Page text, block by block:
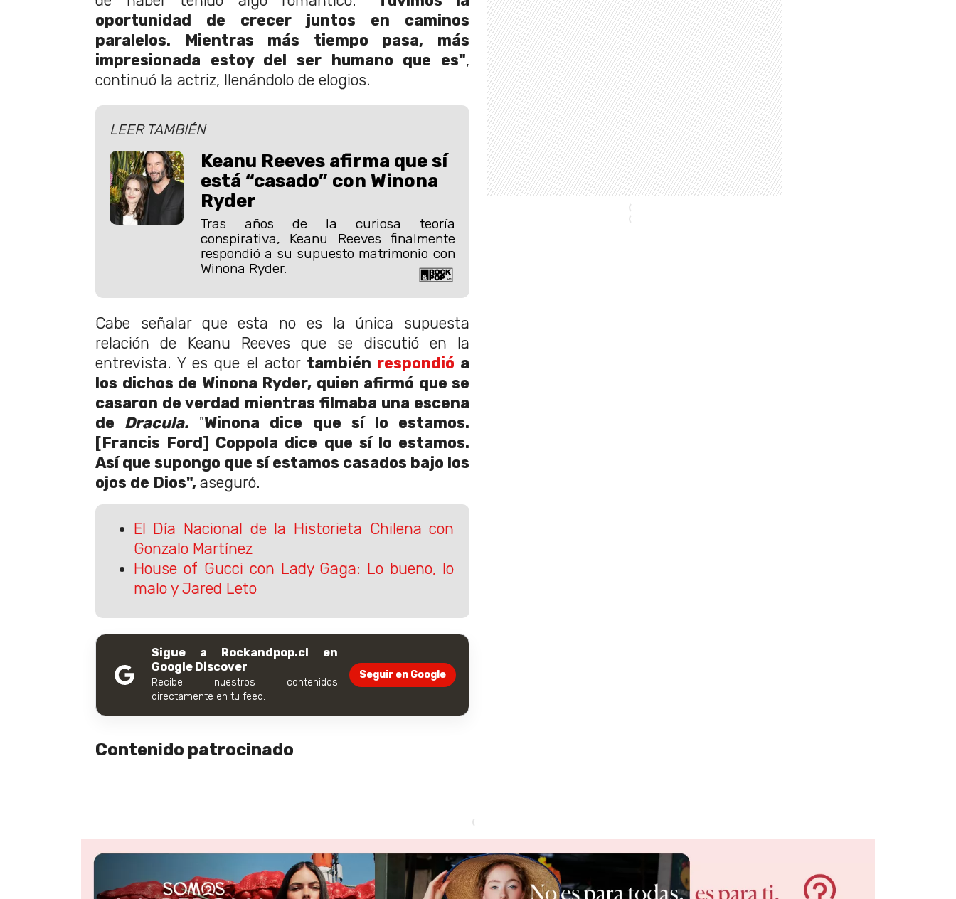
oportunidad de crecer juntos en caminos
paralelos. Mientras más tiempo pasa, más
impresionada estoy del ser humano que es",
continuó la actriz, llenándolo de elogios.
LEER TAMBIÉN
Keanu Reeves afirma que sí
está “casado” con Winona
Ryder
Tras años de la curiosa teoría
conspirativa, Keanu Reeves finalmente
respondió a su supuesto matrimonio con
Winona Ryder.
Cabe señalar que esta no es la única supuesta
relación de Keanu Reeves que se discutió en la
entrevista. Y es que el actor también respondió a
los dichos de Winona Ryder, quien afirmó que se
casaron de verdad mientras filmaba una escena
de Dracula. "Winona dice que sí lo estamos.
[Francis Ford] Coppola dice que sí lo estamos.
Así que supongo que sí estamos casados bajo los
ojos de Dios", aseguró.
El Día Nacional de la Historieta Chilena con
Gonzalo Martínez
House of Gucci con Lady Gaga: Lo bueno, lo
malo y Jared Leto
Sigue a Rockandpop.cl en
Google Discover
Recibe nuestros contenidos
directamente en tu feed.
Seguir en Google
Contenido patrocinado